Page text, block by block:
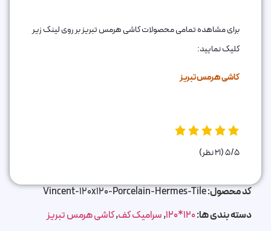
برای مشاهده تمامی محصولات کاشی هرمس تبریز بر روی لینک زیر
کلیک نمایید:
کاشی هرمس تبریز
5/5(21 نظر)
کد محصول:Vincent-120x120-Porcelain-Hermes-Tile
دسته بندی ها:120*120
,سرامیک کف,کاشی هرمس تبریز